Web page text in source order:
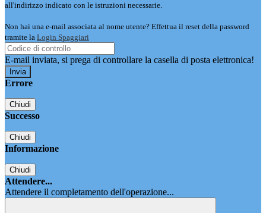
all'indirizzo indicato con le istruzioni necessarie.
Non hai una e-mail associata al nome utente? Effettua il reset della password
tramite la Login Spaggiari
E-mail inviata, si prega di controllare la casella di posta elettronica!
Errore
Chiudi
Successo
Chiudi
Informazione
Chiudi
Attendere...
Attendere il completamento dell'operazione...